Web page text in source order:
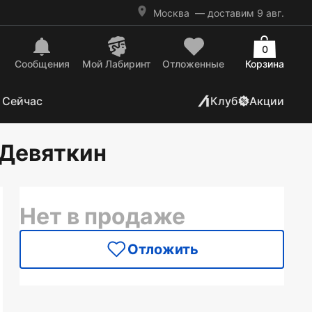
Москва — доставим 9 авг.
Сообщения Mой Лабиринт Отложенные Корзина
0
Клуб Акции
Нет в продаже
Отложить